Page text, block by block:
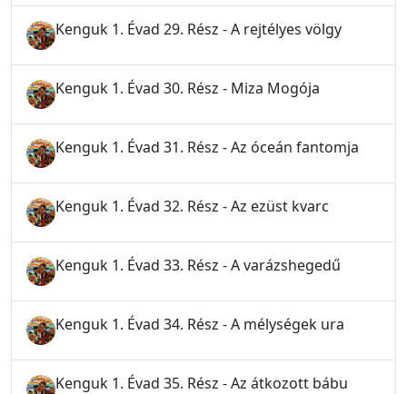
Kenguk 1. Évad 29. Rész - A rejtélyes völgy
Kenguk 1. Évad 30. Rész - Miza Mogója
Kenguk 1. Évad 31. Rész - Az óceán fantomja
Kenguk 1. Évad 32. Rész - Az ezüst kvarc
Kenguk 1. Évad 33. Rész - A varázshegedű
Kenguk 1. Évad 34. Rész - A mélységek ura
Kenguk 1. Évad 35. Rész - Az átkozott bábu